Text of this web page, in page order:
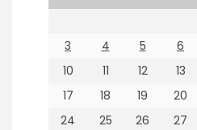
3
4 5 6
10
11 12 13
17
18 19 20
24
25 26 27